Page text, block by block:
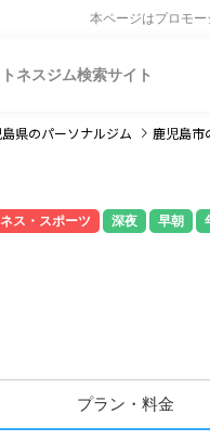
本ページはプロモ
ネスジム検索サイト
県のパーソナルジム 鹿児島市
ス・スポーツ 深夜 早朝
プラン・料金